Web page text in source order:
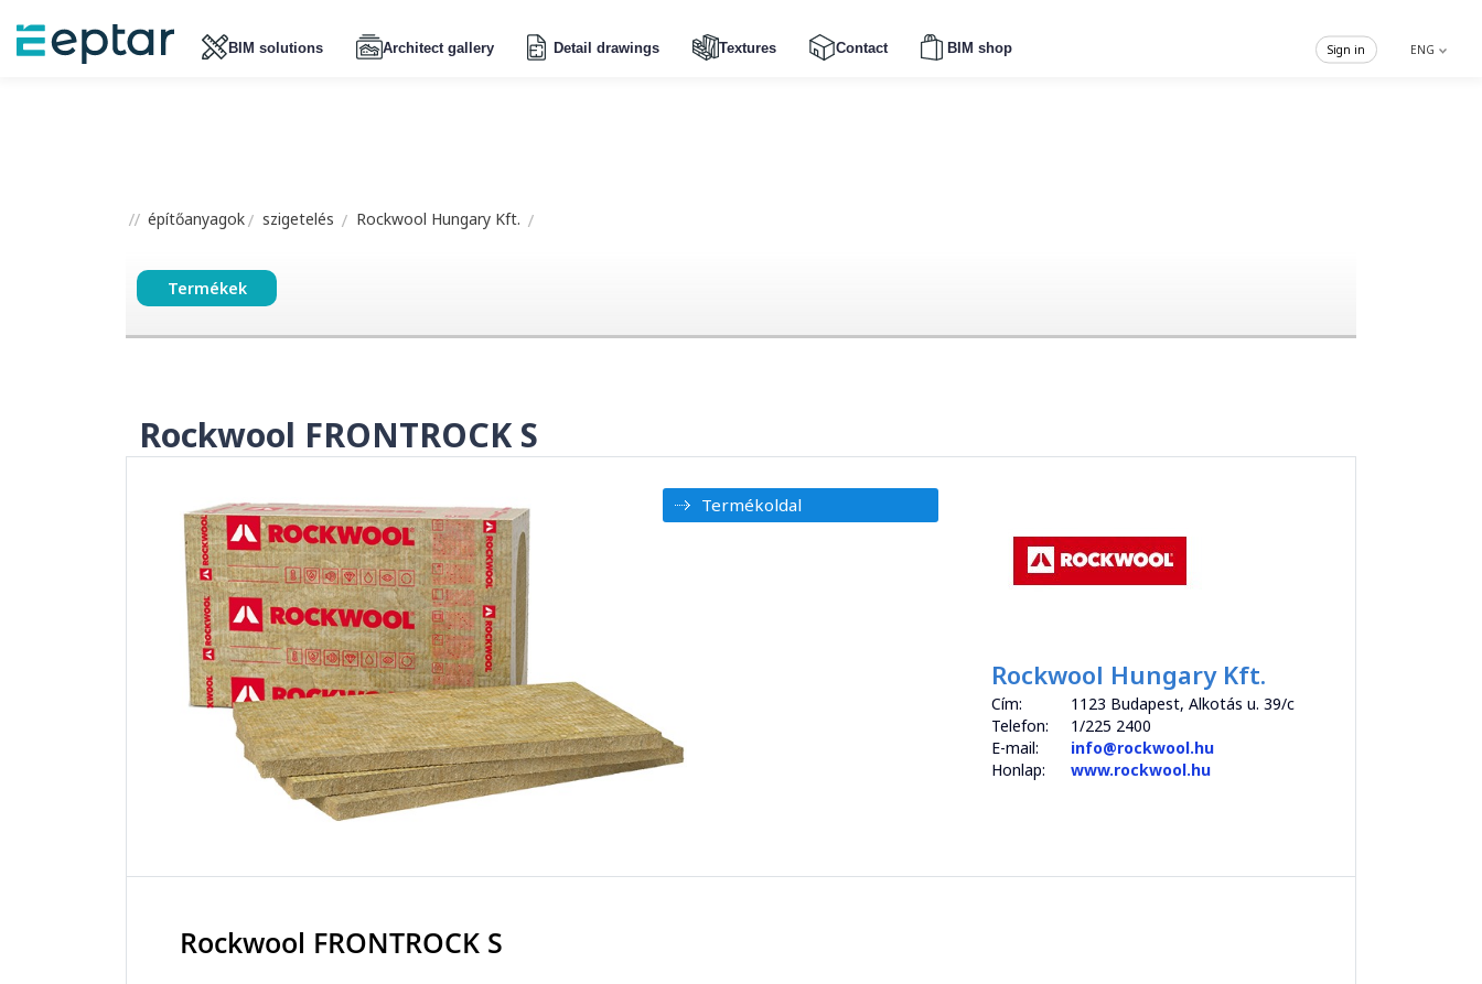
BIM solutions Architect gallery Detail drawings Textures Contact BIM shop ENG
Sign in
építőanyagok szigetelés Rockwool Hungary Kft.
Termékek
Rockwool FRONTROCK S
Termékoldal
Rockwool Hungary Kft.
Cím:
1123 Budapest, Alkotás u. 39/c
Telefon:
1/225 2400
E-mail:
info@rockwool.hu
Honlap:
www.rockwool.hu
Rockwool FRONTROCK S